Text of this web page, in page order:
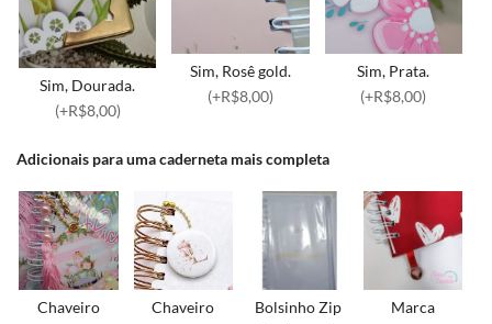
Sim, Dourada.
(+R$8,00)
Sim, Rosê gold.
(+R$8,00)
Sim, Prata.
(+R$8,00)
Adicionais para uma caderneta mais completa
Chaveiro
Chaveiro
Bolsinho Zip
Marca